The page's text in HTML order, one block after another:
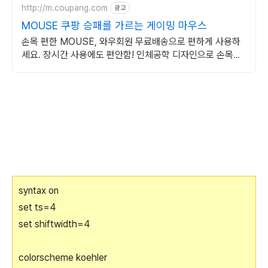
http://m.coupang.com 광고
MOUSE 쿠팡 승패를 가르는 게이밍 마우스
손목 편한 MOUSE, 와우회원 무료배송으로 편하게 사용하
세요. 장시간 사용에도 편안함! 인체공학 디자인으로 손목을
syntax on
set ts=4
set shiftwidth=4
colorscheme koehler